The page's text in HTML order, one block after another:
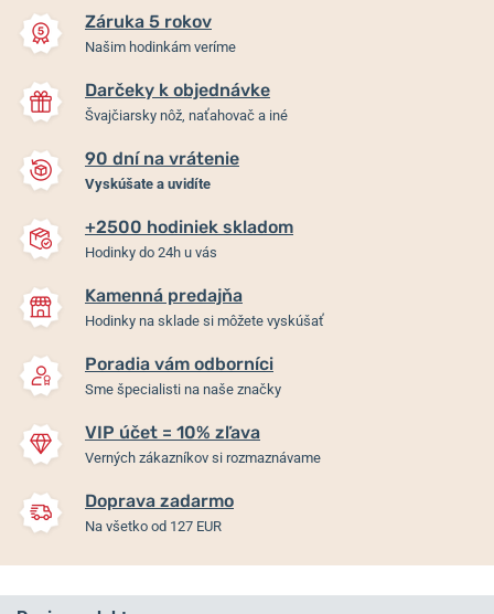
Záruka 5 rokov
Našim hodinkám veríme
Darčeky k objednávke
Švajčiarsky nôž, naťahovač a iné
90 dní na vrátenie
Vyskúšate a uvidíte
+2500 hodiniek skladom
Hodinky do 24h u vás
Kamenná predajňa
Hodinky na sklade si môžete vyskúšať
Poradia vám odborníci
Sme špecialisti na naše značky
VIP účet = 10% zľava
Verných zákazníkov si rozmaznávame
Doprava zadarmo
Na všetko od 127 EUR